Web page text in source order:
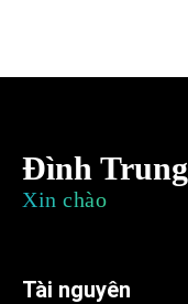
Đình Trung
Xin chào
Tài nguyên